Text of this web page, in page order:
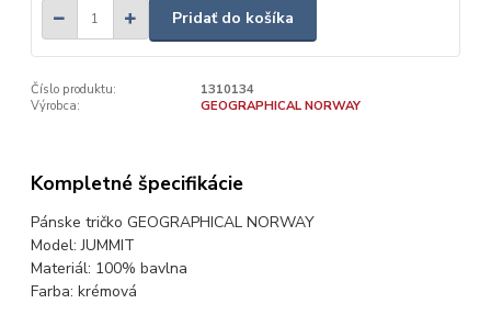
Pridať do košíka
Číslo produktu:
1310134
Výrobca:
GEOGRAPHICAL NORWAY
Kompletné špecifikácie
Pánske tričko GEOGRAPHICAL NORWAY
Model: JUMMIT
Materiál: 100% bavlna
Farba: krémová